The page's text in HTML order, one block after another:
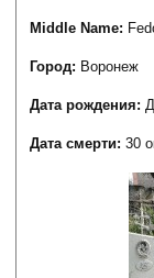
Middle Name:
Город: Воронеж
Дата рождения:
Дата смерти:30